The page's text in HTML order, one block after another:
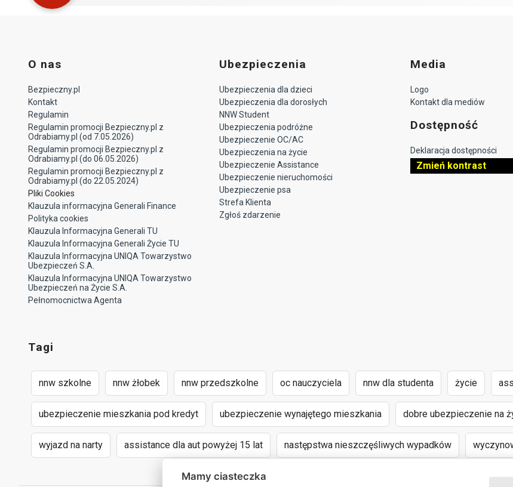
O nas
Bezpieczny.pl
Kontakt
Regulamin
Regulamin promocji Bezpieczny.pl z
Odrabiamy.pl (od 7.05.2026)
Regulamin promocji Bezpieczny.pl z
Odrabiamy.pl (do 06.05.2026)
Regulamin promocji Bezpieczny.pl z
Odrabiamy.pl (do 22.05.2024)
Pliki Cookies
Klauzula informacyjna Generali Finance
Polityka cookies
Klauzula Informacyjna Generali TU
Klauzula Informacyjna Generali Życie TU
Klauzula Informacyjna UNIQA Towarzystwo
Ubezpieczeń S.A.
Klauzula Informacyjna UNIQA Towarzystwo
Ubezpieczeń na Życie S.A.
Pełnomocnictwa Agenta
Ubezpieczenia
Ubezpieczenia dla dzieci
Ubezpieczenia dla dorosłych
NNW Student
Ubezpieczenia podróżne
Ubezpieczenie OC/AC
Ubezpieczenia na życie
Ubezpieczenie Assistance
Ubezpieczenie nieruchomości
Ubezpieczenie psa
Strefa Klienta
Zgłoś zdarzenie
Media
Logo
Kontakt dla mediów
Dostępność
Deklaracja dostępności
Zmień kontrast
Tagi
nnw szkolne nnw żłobek nnw przedszkolne oc nauczyciela nnw dla studenta życie
ubezpieczenie mieszkania pod kredyt ubezpieczenie wynajętego mieszkania dobre ubezpieczenie na
wyjazd na narty assistance dla aut powyżej 15 lat następstwa nieszczęśliwych wypadków
Mamy ciasteczka